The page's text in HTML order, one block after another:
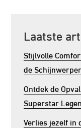
Laatste
Stijlvolle
de
Ontdek de
Superstar
Verlies jezelf in